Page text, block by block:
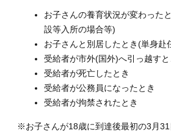
お子さんの養育状況が変わった
設等入所の場合等)
お子さんと別居したとき(単身赴
受給者が市外(国外)へ引っ越すと
受給者が死亡したとき
受給者が公務員になったとき
受給者が拘禁されたとき
※お子さんが18歳に到達後最初の3月